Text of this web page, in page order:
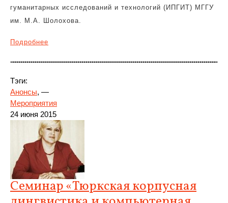
гуманитарных исследований и технологий (ИПГИТ) МГГУ
им. М.А. Шолохова.
Подробнее
Тэги:
Анонсы, —
Мероприятия
24 июня 2015
Семинар «Тюркская корпусная